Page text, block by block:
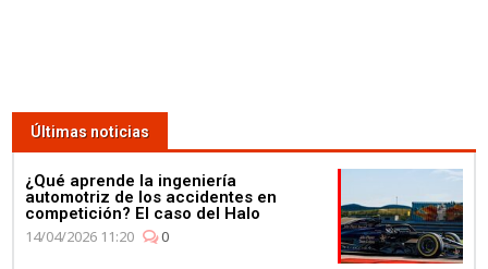
Últimas noticias
¿Qué aprende la ingeniería
automotriz de los accidentes en
competición? El caso del Halo
14/04/2026 11:20
0